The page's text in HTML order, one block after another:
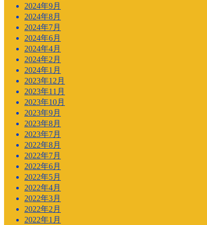
2024年9月
2024年8月
2024年7月
2024年6月
2024年4月
2024年2月
2024年1月
2023年12月
2023年11月
2023年10月
2023年9月
2023年8月
2023年7月
2022年8月
2022年7月
2022年6月
2022年5月
2022年4月
2022年3月
2022年2月
2022年1月